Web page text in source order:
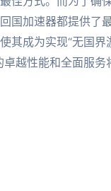
国加速器都提供了
其成为实现“无国界
越性能和全面服务